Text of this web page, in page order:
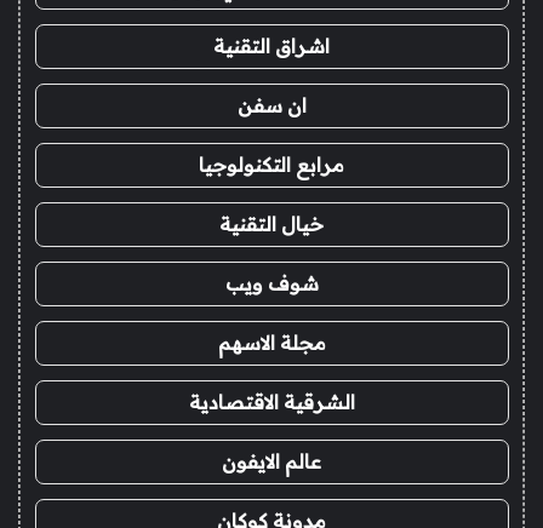
اشراق التقنية
ان سفن
مرابع التكنولوجيا
خيال التقنية
شوف ويب
مجلة الاسهم
الشرقية الاقتصادية
عالم الايفون
مدونة كوكان